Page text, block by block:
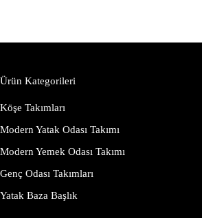
Ürün Kategorileri
Köşe Takımları
Modern Yatak Odası Takımı
Modern Yemek Odası Takımı
Genç Odası Takımları
Yatak Baza Başlık